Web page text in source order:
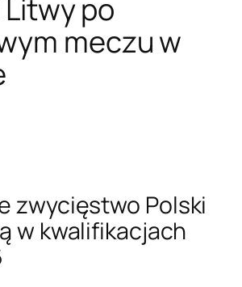
Litwy po
meczu w
zwycięstwo Polski
w kwalifikacjach